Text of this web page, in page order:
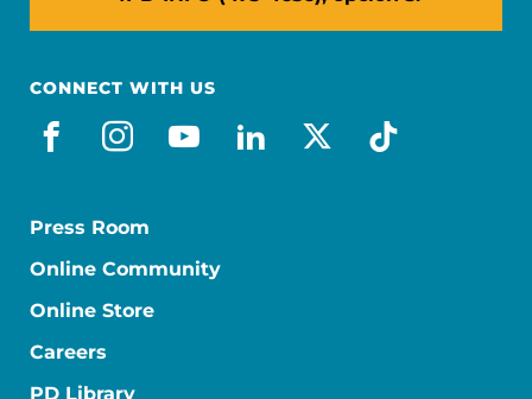
CONNECT WITH US
facebook_es
instagram
youtube
linkedin
x-socialtiktok
Press Room
Online Community
Online Store
Careers
PD Library